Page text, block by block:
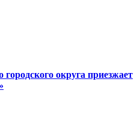
округа приезжает